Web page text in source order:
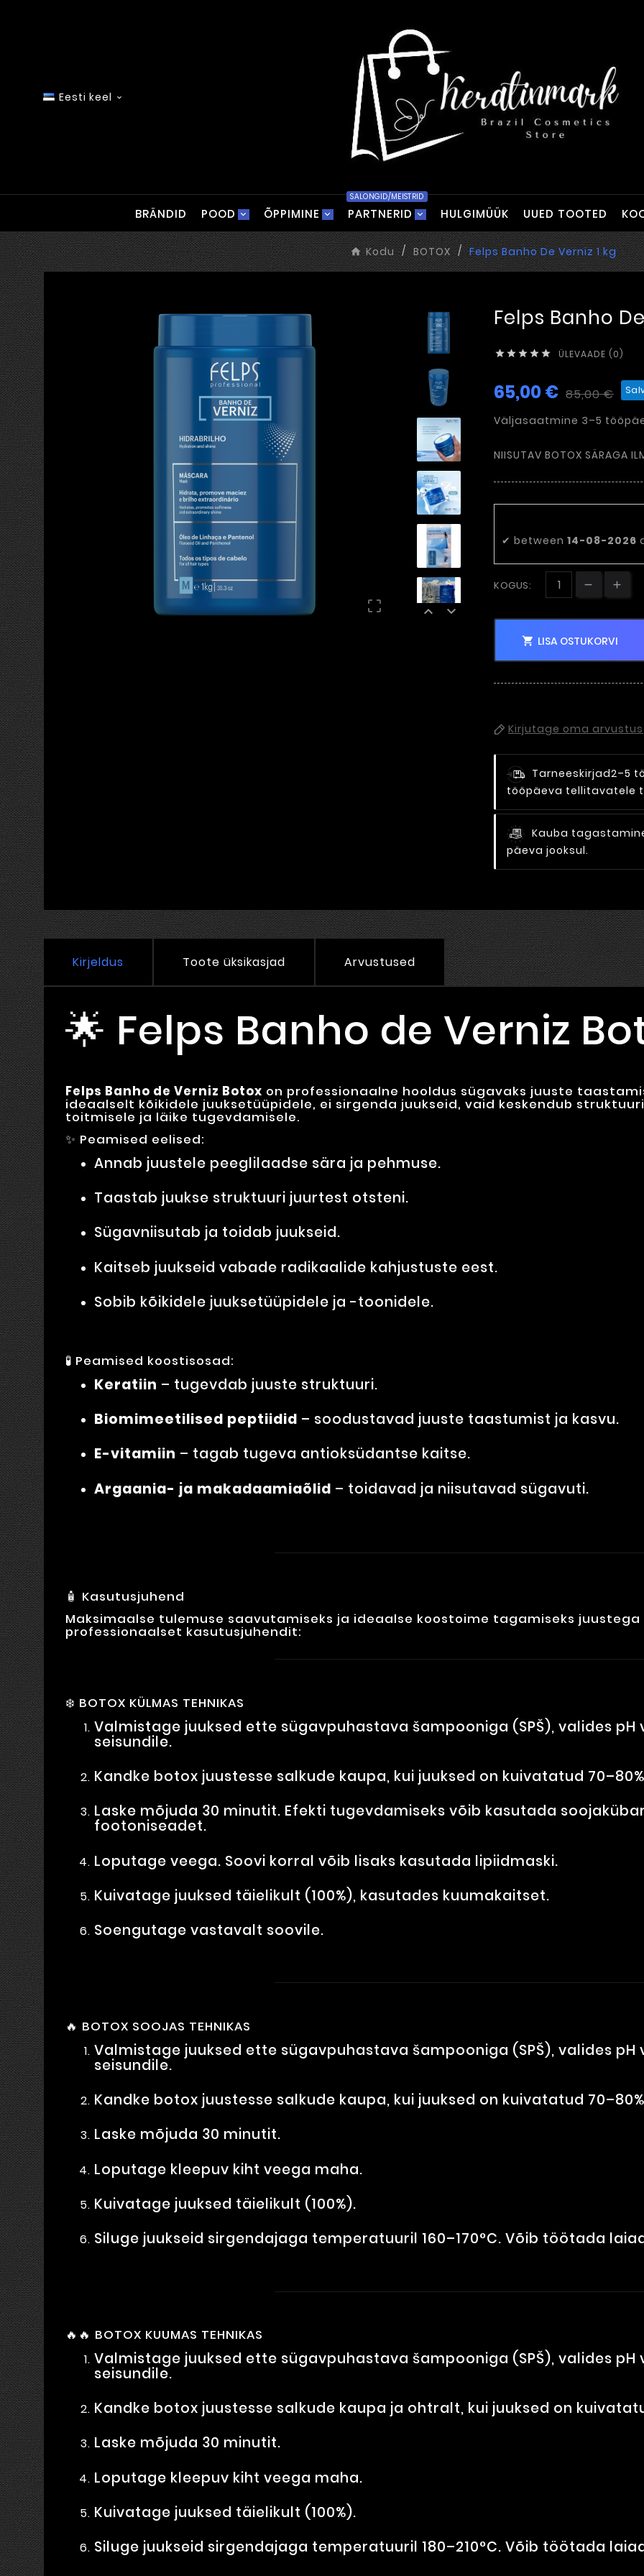
Eesti keel 
BRÄNDID POOD ÕPPIMINE PARTNERID
SALONGID/MEISTRID
HULGIMÜÜK UUED TOOTED
Kodu BOTOX Felps Banho De Verniz 1 kg
  
Felps Banho
     ÜLEVAADE (0)
65,00 € 85,00 €
Väljasaatmine 3–5
NIISUTAV BOTOX SÄRAGA
✔ between 14-08-2026
KOGUS:
 LISA OSTUKORVI
Kirjutage oma arvustus
Tarneeskirjad2–5
tööpäeva tellitavatele
Kauba
päeva jooksul.
Kirjeldus Toote üksikasjad Arvustused
🌟 Felps Banho de Verniz
Felps Banho de Verniz Botox on professionaalne hooldus sügavaks juuste
ideaalselt kõikidele juuksetüüpidele, ei sirgenda juukseid, vaid keskendub
toitmisele ja läike tugevdamisele.
✨ Peamised eelised:
Annab juustele peeglilaadse sära ja pehmuse.
Taastab juukse struktuuri juurtest otsteni.
Sügavniisutab ja toidab juukseid.
Kaitseb juukseid vabade radikaalide kahjustuste eest.
Sobib kõikidele juuksetüüpidele ja -toonidele.
🧪 Peamised koostisosad:
Keratiin – tugevdab juuste struktuuri.
Biomimeetilised peptiidid – soodustavad juuste taastumist ja kasvu.
E-vitamiin – tagab tugeva antioksüdantse kaitse.
Argaania- ja makadaamiaõlid – toidavad ja niisutavad sügavuti.
🧴 Kasutusjuhend
Maksimaalse tulemuse saavutamiseks ja ideaalse koostoime tagamiseks
professionaalset kasutusjuhendit:
❄️ BOTOX KÜLMAS TEHNIKAS
Valmistage juuksed ette sügavpuhastava šampooniga (SPŠ), valides
seisundile.
Kandke botox juustesse salkude kaupa, kui juuksed on kuivatatud
Laske mõjuda 30 minutit. Efekti tugevdamiseks võib kasutada
footoniseadet.
Loputage veega. Soovi korral võib lisaks kasutada lipiidmaski.
Kuivatage juuksed täielikult (100%), kasutades kuumakaitset.
Soengutage vastavalt soovile.
🔥 BOTOX SOOJAS TEHNIKAS
Valmistage juuksed ette sügavpuhastava šampooniga (SPŠ), valides
seisundile.
Kandke botox juustesse salkude kaupa, kui juuksed on kuivatatud
Laske mõjuda 30 minutit.
Loputage kleepuv kiht veega maha.
Kuivatage juuksed täielikult (100%).
Siluge juukseid sirgendajaga temperatuuril 160–170°C. Võib töötada
🔥🔥 BOTOX KUUMAS TEHNIKAS
Valmistage juuksed ette sügavpuhastava šampooniga (SPŠ), valides
seisundile.
Kandke botox juustesse salkude kaupa ja ohtralt, kui juuksed on
Laske mõjuda 30 minutit.
Loputage kleepuv kiht veega maha.
Kuivatage juuksed täielikult (100%).
Siluge juukseid sirgendajaga temperatuuril 180–210°C. Võib töötada